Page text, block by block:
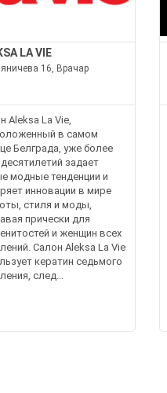
LA VIE
16, Врачар
Aleksa La Vie,
в самом
Белграда, уже более
задает
модные тенденции и
инновации в мире
стиля и моды,
прически для
и женщин всех
Салон Aleksa La Vie
кератин седьмого
след...